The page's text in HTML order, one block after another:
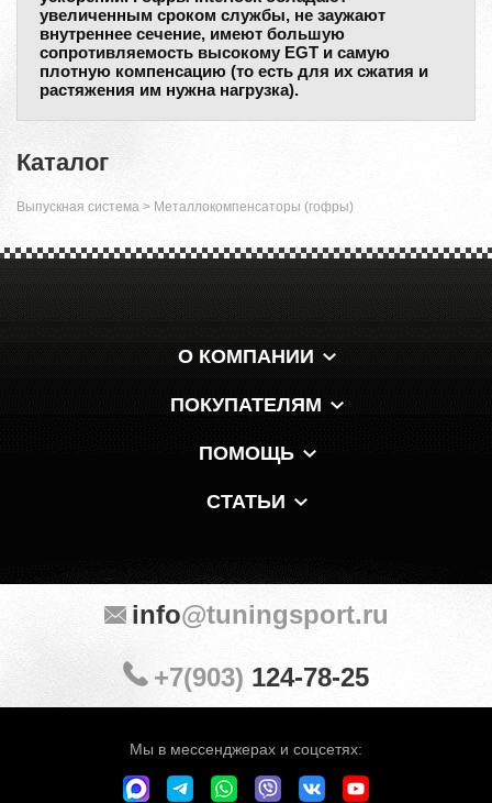
увеличенным сроком службы, не заужают
внутреннее сечение, имеют большую
сопротивляемость высокому EGT и самую
плотную компенсацию (то есть для их сжатия и
растяжения им нужна нагрузка).
Каталог
Выпускная система > Металлокомпенсаторы (гофры)
О КОМПАНИИ
ПОКУПАТЕЛЯМ
ПОМОЩЬ
СТАТЬИ
Мы в мессенджерах и соцсетях:
info@tuningsport.ru
+7(903) 124-78-25